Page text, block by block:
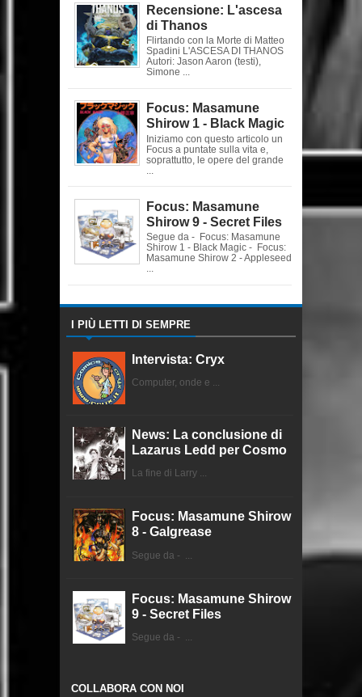
Recensione: L'ascesa
di Thanos
Flirtando con la Morte di Matteo
Spadini L'ASCESA DI THANOS
Autori: Jason Aaron (testi),
Simone ...
Focus: Masamune
Shirow 1 - Black Magic
Iniziamo con questo articolo un
Focus a puntate sulla vita e,
soprattutto, le opere del grande
Focus: Masamune
Shirow 9 - Secret Files
Segue da - Focus: Masamune
Shirow 1 - Black Magic - Focus:
Masamune Shirow 2 - Appleseed
I PIÙ LETTI DI SEMPRE
Intervista: Cryx
Computer, onde e ...
News: La conclusione di
Lazarus Ledd per Cosmo
La fine di Larry ...
Focus: Masamune Shirow
8 - Galgrease
Segue da - ...
Focus: Masamune Shirow
9 - Secret Files
Segue da - ...
COLLABORA CON NOI